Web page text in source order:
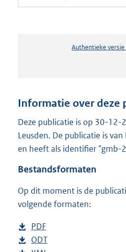
Authentieke versie
Informatie over deze
Deze publicatie is op 30-
Leusden. De publicatie is
en heeft als identifier
Bestandsformaten
Op dit moment is de
volgende formaten:
D
o
PDF
e
D
ODT